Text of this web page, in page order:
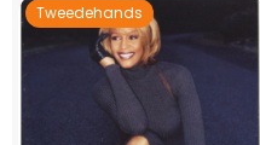
Tweedehands